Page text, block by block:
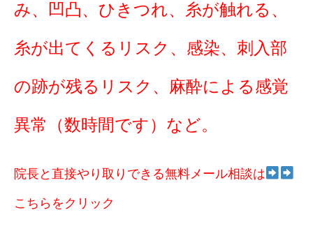
み、凹凸、ひきつれ、糸が触れる、
糸が出てくるリスク、感染、刺入部
の跡が残るリスク、麻酔による感覚
異常（数時間です）など。
院長と直接やり取りできる無料メール相談は
こちらをクリック